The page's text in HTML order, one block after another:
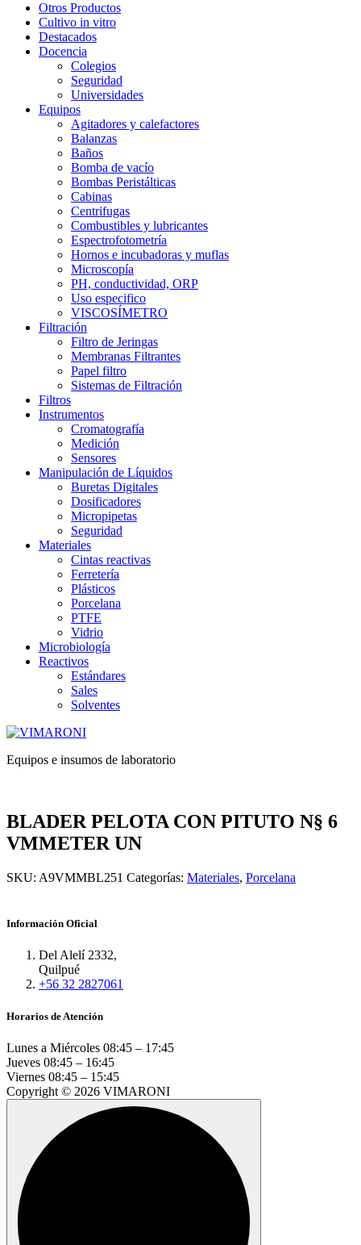
Otros Productos
Cultivo in vitro
Destacados
Docencia
Colegios
Seguridad
Universidades
Equipos
Agitadores y calefactores
Balanzas
Baños
Bomba de vacío
Bombas Peristálticas
Cabinas
Centrifugas
Combustibles y lubricantes
Espectrofotometría
Hornos e incubadoras y muflas
Microscopía
PH, conductividad, ORP
Uso especifico
VISCOSÍMETRO
Filtración
Filtro de Jeringas
Membranas Filtrantes
Papel filtro
Sistemas de Filtración
Filtros
Instrumentos
Cromatografía
Medición
Sensores
Manipulación de Líquidos
Buretas Digitales
Dosificadores
Micropipetas
Seguridad
Materiales
Cintas reactivas
Ferretería
Plásticos
Porcelana
PTFE
Vidrio
Microbiología
Reactivos
Estándares
Sales
Solventes
Equipos e insumos de laboratorio
BLADER PELOTA CON PITUTO N§ 6
VMMETER UN
SKU: A9VMMBL251 Categorías: Materiales, Porcelana
Información Oficial
Del Alelí 2332,
Quilpué
+56 32 2827061
Horarios de Atención
Lunes a Miércoles 08:45 – 17:45
Jueves 08:45 – 16:45
Viernes 08:45 – 15:45
Copyright © 2026 VIMARONI